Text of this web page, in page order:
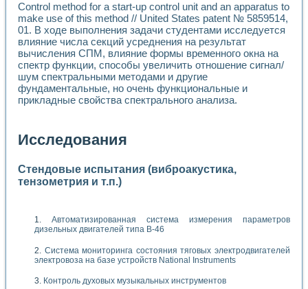
Control method for a start-up control unit and an apparatus to
make use of this method // United States patent № 5859514,
01. В ходе выполнения задачи студентами исследуется
влияние числа секций усреднения на результат
вычисления СПМ, влияние формы временного окна на
спектр функции, способы увеличить отношение сигнал/
шум спектральными методами и другие
фундаментальные, но очень функциональные и
прикладные свойства спектрального анализа.
Исследования
Стендовые испытания (виброакустика,
тензометрия и т.п.)
Автоматизированная система измерения параметров
дизельных двигателей типа В-46
Система мониторинга состояния тяговых электродвигателей
электровоза на базе устройств National Instruments
Контроль духовых музыкальных инструментов